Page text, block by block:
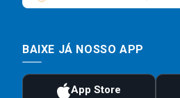
BAIXE JÁ NOSSO APP